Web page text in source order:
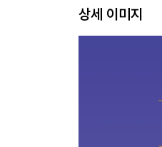
상세 이미지